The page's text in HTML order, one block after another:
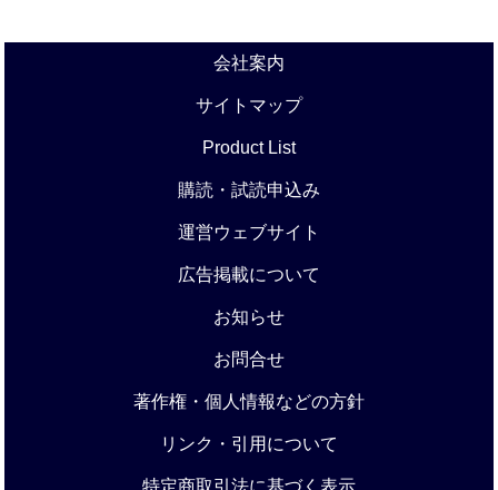
会社案内
サイトマップ
Product List
購読・試読申込み
運営ウェブサイト
広告掲載について
お知らせ
お問合せ
著作権・個人情報などの方針
リンク・引用について